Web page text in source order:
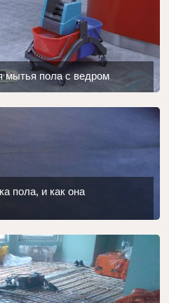
пола с ведром
пола, и как она